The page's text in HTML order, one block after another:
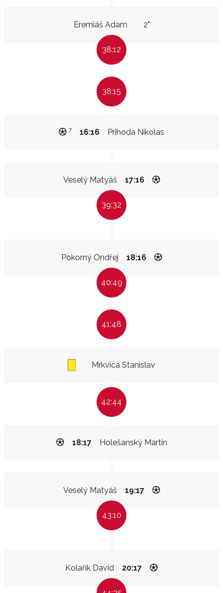
Eremiáš Adam 2"
38:12
38:15
Prihoda Nikolas
16:16
7
Veselý Matyáš 17:16
39:32
Pokorný Ondřej 18:16
40:49
41:48
Mrkvica Stanislav
42:44
Holešanský Martin
18:17
Veselý Matyáš 19:17
43:10
Kolařík David 20:17